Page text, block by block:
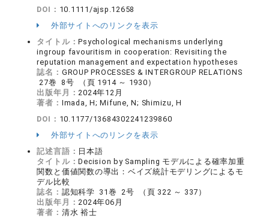
DOI： 10.1111/ajsp.12658
外部サイトへのリンクを表示
タイトル：Psychological mechanisms underlying
ingroup favouritism in cooperation: Revisiting the
reputation management and expectation hypotheses
誌名： GROUP PROCESSES & INTERGROUP RELATIONS
27巻 8号 （頁 1914 ～ 1930）
出版年月：2024年12月
著者： Imada, H; Mifune, N; Shimizu, H
DOI： 10.1177/13684302241239860
外部サイトへのリンクを表示
記述言語： 日本語
タイトル：Decision by Sampling モデルによる確率加重
関数と価値関数の導出：ベイズ統計モデリングによるモ
デル比較
誌名： 認知科学 31巻 2号 （頁 322 ～ 337）
出版年月：2024年06月
著者： 清水 裕士